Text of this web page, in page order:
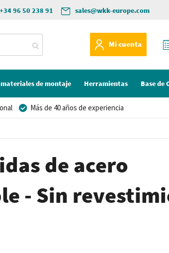
sales@wkk-europe.com
+34 96 50 238 91
Mi cuenta
de montaje Herramientas Base de
Más de 40 años de experiencia
de acero
- Sin